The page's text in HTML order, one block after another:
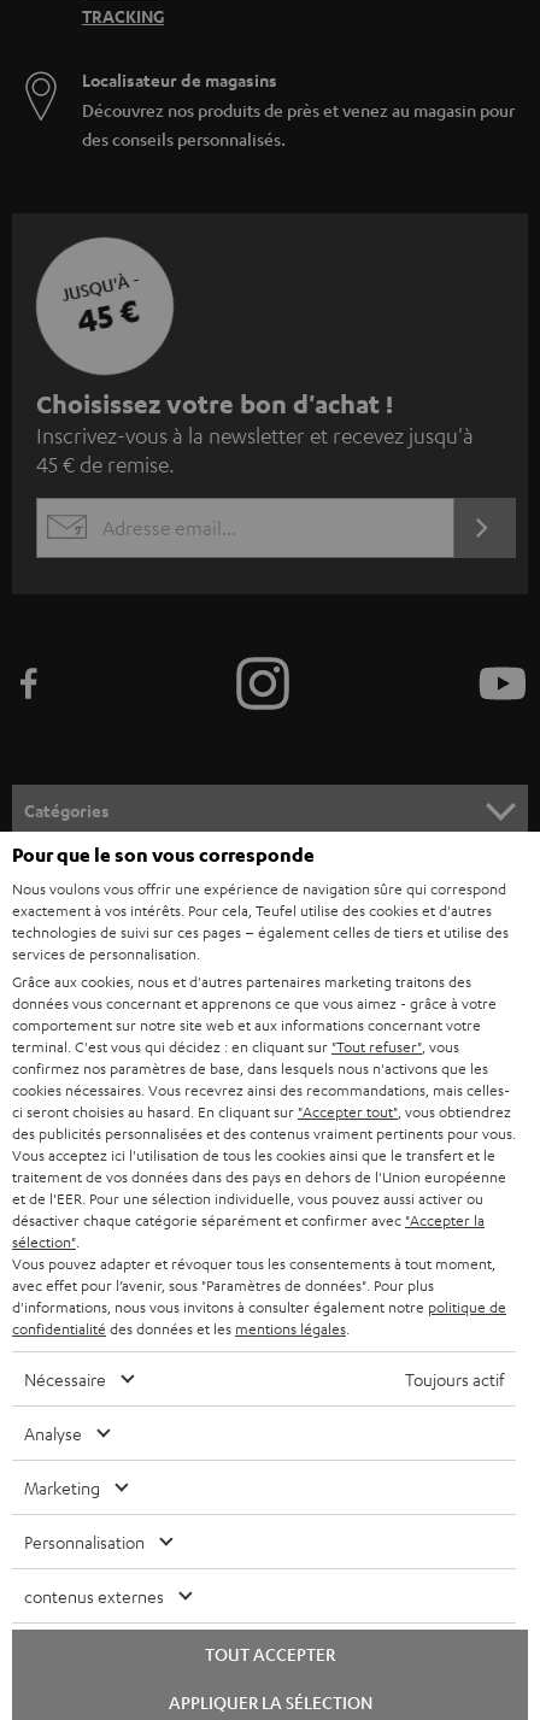
TRACKING
Localisateur de magasins
Découvrez nos produits de près et venez au magasin pour
des conseils personnalisés.
JUSQU'À -
45 €
I
n
s
c
r
z
o
u
à
l
a
n
e
w
s
l
e
t
t
e
r
Choisissez votre bon d'achat !
Inscrivez-vous à la newsletter et recevez jusqu'à
45 € de remise.
EMAIL
Catégories
HOME CINEMA
SYSTEMES COMPLETS HOME CINEMA
STEREO
SMART HOME
BLUETOOTH
CASQUES AUDIO
CASQUES BLUETOOTH AUDIO
SYSTEMES COMPLETS
ENCEINTES
ÉCOUTEURS INTRA-AURICULAIRES
FANSHOP
NOUVEAUTÉS
SUPPORT
CARRIÈRE
PRESSE
B2B
BLOG
NEWSLETTER
MAGASINS
AVANTAGES D’ACHAT
L’HISTOIRE DE TEUFEL
MANAGEMENT
DEVELOPPEMENT DURABLE
VALEURS
ACCESSIBILITÉ
Boutiques en ligne Teufel
ALLEMAGNE
AUTRICHE
SUISSE
PAYS-BAS
BELGIQUE
FRANCE
ESPAGNE
USA
Sous réserve de modifications techniques, de fautes de frappe et d’autres
livraison. D’éventuels frais d’élimination des batteries sont inclus dans le prix.
©2026 Lautsprecher Teufel GmbH - Tous droits réservés.
Politique de confidentialité
Pour que le son vous corresponde
Nous voulons vous offrir une expérience de navigation sûre qui correspond
exactement à vos intérêts. Pour cela, Teufel utilise des cookies et d'autres
technologies de suivi sur ces pages – également celles de tiers et utilise des
services de personnalisation.
Grâce aux cookies, nous et d'autres partenaires marketing traitons des
données vous concernant et apprenons ce que vous aimez - grâce à votre
comportement sur notre site web et aux informations concernant votre
terminal. C'est vous qui décidez : en cliquant sur "Tout refuser" , vous
confirmez nos paramètres de base, dans lesquels nous n'activons que les
cookies nécessaires. Vous recevrez ainsi des recommandations, mais celles-
ci seront choisies au hasard. En cliquant sur "Accepter tout" , vous obtiendrez
des publicités personnalisées et des contenus vraiment pertinents pour vous.
Vous acceptez ici l'utilisation de tous les cookies ainsi que le transfert et le
traitement de vos données dans des pays en dehors de l'Union européenne
et de l'EER. Pour une sélection individuelle, vous pouvez aussi activer ou
désactiver chaque catégorie séparément et confirmer avec "Accepter la
sélection"
Vous pouvez adapter et révoquer tous les consentements à tout moment,
avec effet pour l’avenir, sous "Paramètres de données". Pour plus
d'informations, nous vous invitons à consulter également notre politique de
confidentialité des données et les mentions légales
Nécessaire Toujours actif
Analyse
Marketing
Personnalisation
contenus externes
TOUT ACCEPTER
APPLIQUER LA SÉLECTION